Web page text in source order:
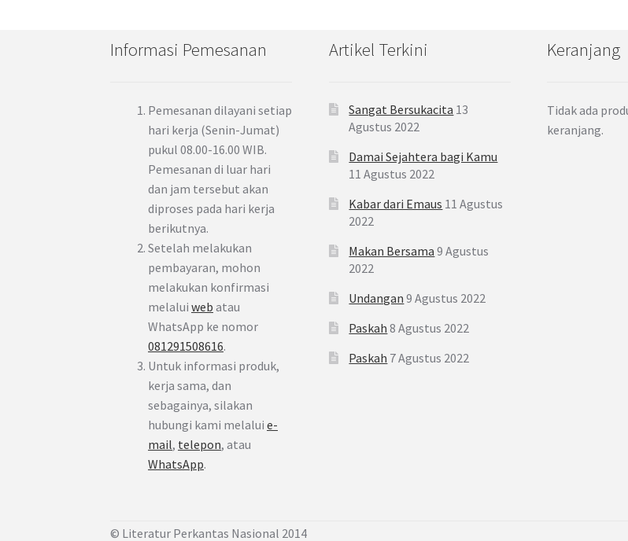
Informasi Pemesanan
Pemesanan dilayani setiap
hari kerja (Senin-Jumat)
pukul 08.00-16.00 WIB.
Pemesanan di luar hari
dan jam tersebut akan
diproses pada hari kerja
berikutnya.
Setelah melakukan
pembayaran, mohon
melakukan konfirmasi
melaluiweb atau
WhatsApp ke nomor
081291508616.
Untuk informasi produk,
kerja sama, dan
sebagainya, silakan
hubungi kami melaluie-
mail, telepon, atau
WhatsApp.
Artikel Terkini
Sangat Bersukacita 13
Agustus 2022
Damai Sejahtera bagi Kamu
11 Agustus 2022
Kabar dari Emaus 11 Agustus
2022
Makan Bersama 9 Agustus
2022
Undangan 9 Agustus 2022
Paskah 8 Agustus 2022
Paskah 7 Agustus 2022
Keranjang
Tidak ada
keranjang.
© Literatur Perkantas Nasional 2014